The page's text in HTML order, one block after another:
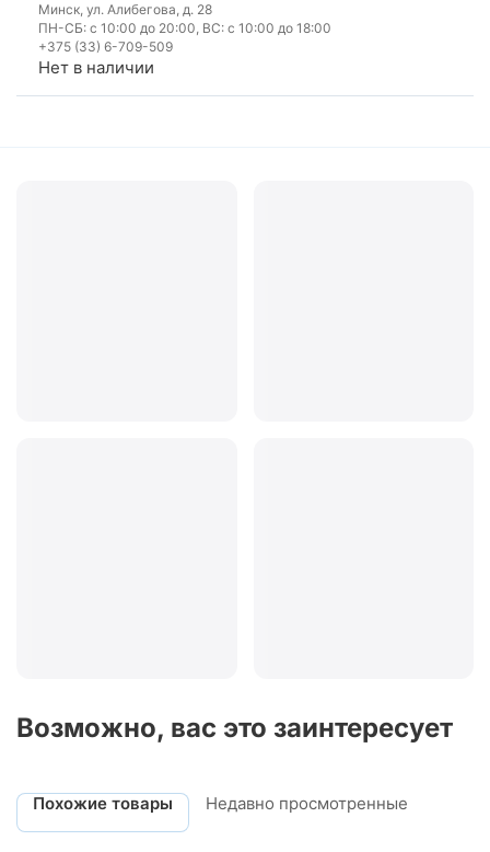
Минск, ул. Алибегова, д. 28
ПН-СБ: с 10:00 до 20:00, ВС: с 10:00 до 18:00
+375 (33) 6-709-509
Нет в наличии
Возможно, вас это заинтересует
Похожие товары Недавно просмотренные